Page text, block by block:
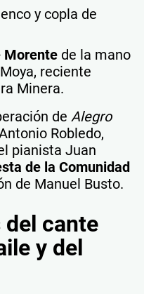
y copla de
Morente de la mano
reciente
Minera.
de Alegro
Robledo,
pianista Juan
de la Comunidad
de Manuel Busto.
del cante
y del